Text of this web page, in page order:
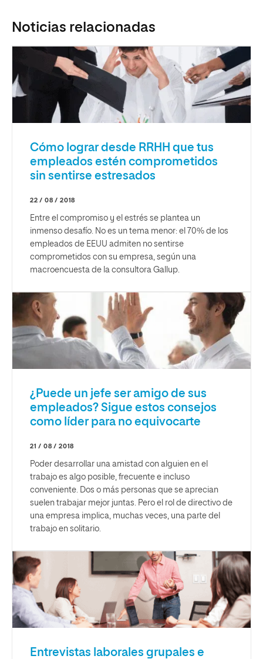
Noticias relacionadas
Cómo lograr desde RRHH que tus
empleados estén comprometidos
sin sentirse estresados
22 / 08 / 2018
Entre el compromiso y el estrés se plantea un
inmenso desafío. No es un tema menor: el 70% de los
empleados de EEUU admiten no sentirse
comprometidos con su empresa, según una
macroencuesta de la consultora Gallup.
¿Puede un jefe ser amigo de sus
empleados? Sigue estos consejos
como líder para no equivocarte
21 / 08 / 2018
Poder desarrollar una amistad con alguien en el
trabajo es algo posible, frecuente e incluso
conveniente. Dos o más personas que se aprecian
suelen trabajar mejor juntas. Pero el rol de directivo de
una empresa implica, muchas veces, una parte del
trabajo en solitario.
Entrevistas laborales grupales e